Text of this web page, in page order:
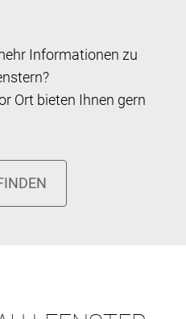
Informationen zu
Ort bieten Ihnen gern